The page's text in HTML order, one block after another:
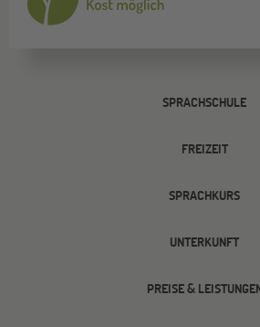
SPRACHSCHULE
FREIZEIT
SPRACHKURS
UNTERKUNFT
PREISE &